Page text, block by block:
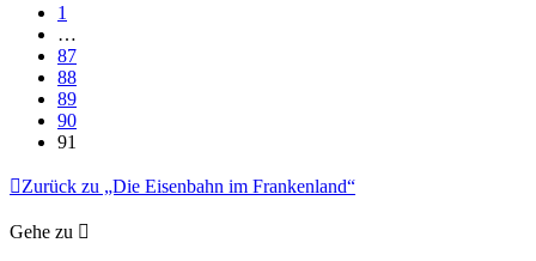
1
…
87
88
89
90
91
Zurück zu „Die Eisenbahn im Frankenland“
Gehe zu